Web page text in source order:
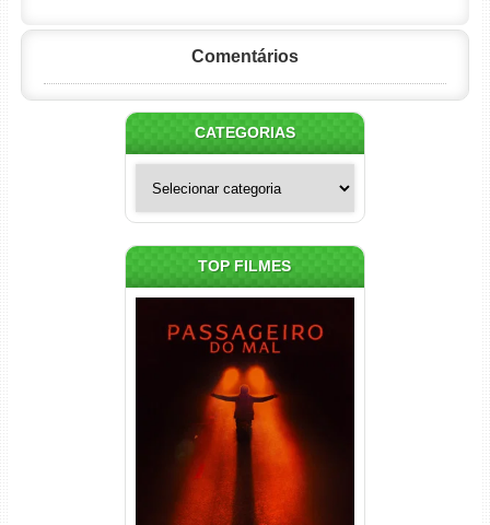
Comentários
CATEGORIAS
TOP FILMES
Passageiro do Mal Torrent
(2026) WEB-DL 1080p Dual
Áudio